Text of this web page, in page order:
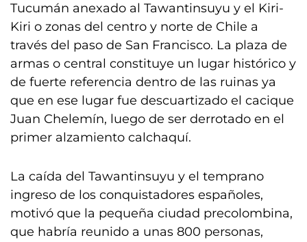
Tucumán anexado al Tawantinsuyu y el Kiri-
Kiri o zonas del centro y norte de Chile a
través del paso de San Francisco. La plaza de
armas o central constituye un lugar histórico y
de fuerte referencia dentro de las ruinas ya
que en ese lugar fue descuartizado el cacique
Juan Chelemín, luego de ser derrotado en el
primer alzamiento calchaquí.
La caída del Tawantinsuyu y el temprano
ingreso de los conquistadores españoles,
motivó que la pequeña ciudad precolombina,
que habría reunido a unas 800 personas,